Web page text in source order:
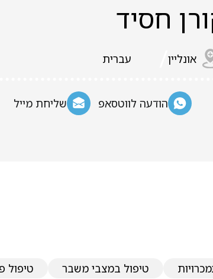
חסיד
אונליין עברית
הודעה לווטסאפ שליחת מייל
טיפול במצבי משבר טיפול